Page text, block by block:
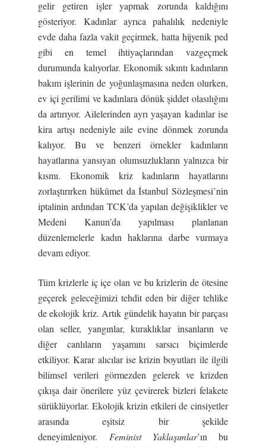
gelir getiren işler yapmak zorunda kaldığını
gösteriyor. Kadınlar ayrıca pahalılık nedeniyle
evde daha fazla vakit geçirmek, hatta hijyenik ped
gibi en temel ihtiyaçlarından vazgeçmek
durumunda kalıyorlar. Ekonomik sıkıntı kadınların
bakım işlerinin de yoğunlaşmasına neden olurken,
ev içi gerilimi ve kadınlara dönük şiddet olasılığını
da artırıyor. Ailelerinden ayrı yaşayan kadınlar ise
kira artışı nedeniyle aile evine dönmek zorunda
kalıyor. Bu ve benzeri örnekler kadınların
hayatlarına yansıyan olumsuzlukların yalnızca bir
kısmı. Ekonomik kriz kadınların hayatlarını
zorlaştırırken hükûmet da İstanbul Sözleşmesi’nin
iptalinin ardından TCK’da yapılan değişiklikler ve
Medeni Kanun’da yapılması planlanan
düzenlemelerle kadın haklarına darbe vurmaya
devam ediyor.
Tüm krizlerle iç içe olan ve bu krizlerin de ötesine
geçerek geleceğimizi tehdit eden bir diğer tehlike
de ekolojik kriz. Artık gündelik hayatın bir parçası
olan seller, yangınlar, kuraklıklar insanların ve
diğer canlıların yaşamını sarsıcı biçimlerde
etkiliyor. Karar alıcılar ise krizin boyutları ile ilgili
bilimsel verileri görmezden gelerek ve krizden
çıkışa dair önerilere yüz çevirerek bizleri felakete
sürüklüyorlar. Ekolojik krizin etkileri de cinsiyetler
arasında eşitsiz bir şekilde
deneyimleniyor. Feminist Yaklaşımlar’ın bu